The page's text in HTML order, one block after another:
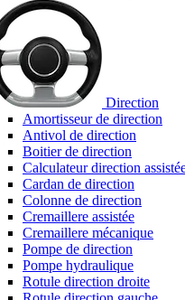
Direction
Amortisseur de direction
Antivol de direction
Boitier de direction
Calculateur direction
Cardan de direction
Colonne de direction
Cremaillere assistée
Cremaillere mécanique
Pompe de direction
Pompe hydraulique
Rotule direction droite